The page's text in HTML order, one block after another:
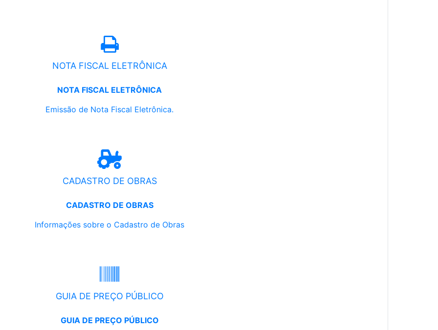
NOTA FISCAL ELETRÔNICA
NOTA FISCAL ELETRÔNICA
Emissão de Nota Fiscal Eletrônica.
CADASTRO DE OBRAS
CADASTRO DE OBRAS
Informações sobre o Cadastro de Obras
GUIA DE PREÇO PÚBLICO
GUIA DE PREÇO PÚBLICO